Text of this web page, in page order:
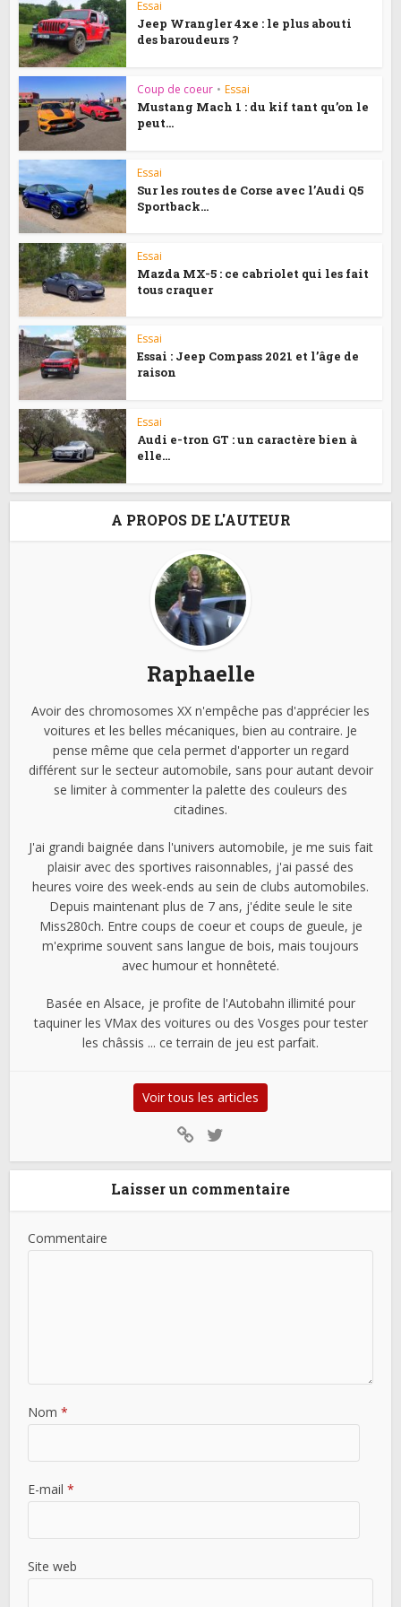
Essai
Jeep Wrangler 4xe : le plus abouti
des baroudeurs ?
Coup de coeur • Essai
Mustang Mach 1 : du kif tant qu’on le
peut...
Essai
Sur les routes de Corse avec l’Audi Q5
Sportback...
Essai
Mazda MX-5 : ce cabriolet qui les fait
tous craquer
Essai
Essai : Jeep Compass 2021 et l’âge de
raison
Essai
Audi e-tron GT : un caractère bien à
elle…
A PROPOS DE L'AUTEUR
Raphaelle
Avoir des chromosomes XX n'empêche pas d'apprécier les
voitures et les belles mécaniques, bien au contraire. Je
pense même que cela permet d'apporter un regard
différent sur le secteur automobile, sans pour autant devoir
se limiter à commenter la palette des couleurs des
citadines.
J'ai grandi baignée dans l'univers automobile, je me suis fait
plaisir avec des sportives raisonnables, j'ai passé des
heures voire des week-ends au sein de clubs automobiles.
Depuis maintenant plus de 7 ans, j'édite seule le site
Miss280ch. Entre coups de coeur et coups de gueule, je
m'exprime souvent sans langue de bois, mais toujours
avec humour et honnêteté.
Basée en Alsace, je profite de l'Autobahn illimité pour
taquiner les VMax des voitures ou des Vosges pour tester
les châssis ... ce terrain de jeu est parfait.
Voir tous les articles
Laisser un commentaire
Commentaire
Nom*
E-mail*
Site web